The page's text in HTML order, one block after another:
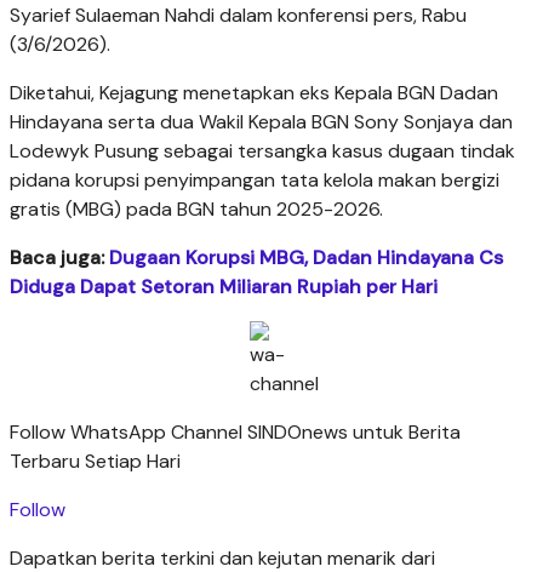
Syarief Sulaeman Nahdi dalam konferensi pers, Rabu
(3/6/2026).
Diketahui, Kejagung menetapkan eks Kepala BGN Dadan
Hindayana serta dua Wakil Kepala BGN Sony Sonjaya dan
Lodewyk Pusung sebagai tersangka kasus dugaan tindak
pidana korupsi penyimpangan tata kelola makan bergizi
gratis (MBG) pada BGN tahun 2025-2026.
Baca juga:Dugaan Korupsi MBG, Dadan Hindayana Cs
Diduga Dapat Setoran Miliaran Rupiah per Hari
Follow WhatsApp Channel SINDOnews untuk Berita
Terbaru Setiap Hari
Follow
Dapatkan berita terkini dan kejutan menarik dari